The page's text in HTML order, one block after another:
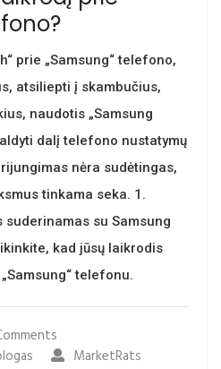
prie „Samsung“ telefono,
atsiliepti į skambučius,
naudotis „Samsung
dalį telefono nustatymų
nėra sudėtingas,
tinkama seka. 1.
su Samsung
kad jūsų laikrodis
telefonu.
MarketRats